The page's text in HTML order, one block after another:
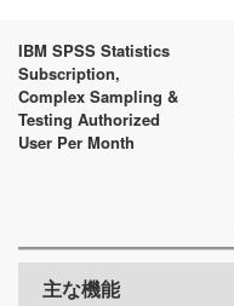
IBM SPSS Statistics
Subscription,
Complex Sampling &
Testing Authorized
User Per Month
主な機能